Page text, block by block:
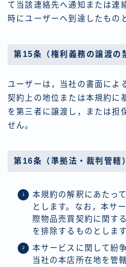
て当該連絡先へ通知または連
時にユーザーへ到達したもの
第15条（権利義務の譲渡の
ユーザーは，当社の書面によ
契約上の地位または本規約に
を第三者に譲渡し，または担
せん。
第16条（準拠法・裁判管轄）
本規約の解釈にあたっ
とします。なお，本サ
際物品売買契約に関す
を排除するものとします
本サービスに関して紛
当社の本店所在地を管